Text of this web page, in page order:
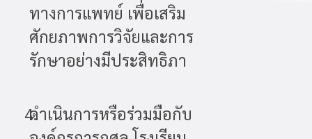
ทางการแพทย์ เพื่อเสริม
ศักยภาพการวิจัยและการ
รักษาอย่างมีประสิทธิภา
4.
ดำเนินการหรือร่วมมือกับ